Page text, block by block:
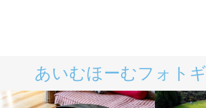
あいむほーむフォト